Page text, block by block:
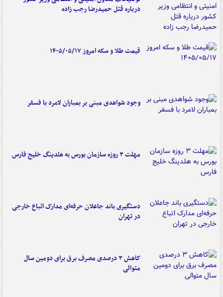
درباره قتل حمیدرضا رجب زاده
قیمت طلا و سکه امروز ۱۴۰۵/۰۵/۱۷
وجود شواهدی مبنی بر بمباران لامرد با فسفر
مهلت ۳ روزه سازمان بورس به هلدینگ خلیج فارس
دستگیری باند جاعلان حرفه‌ای مدارک اتباع خارجی
در تهران
کاهش ۳ درصدی مصرف برق برای دومین سال
متوالی